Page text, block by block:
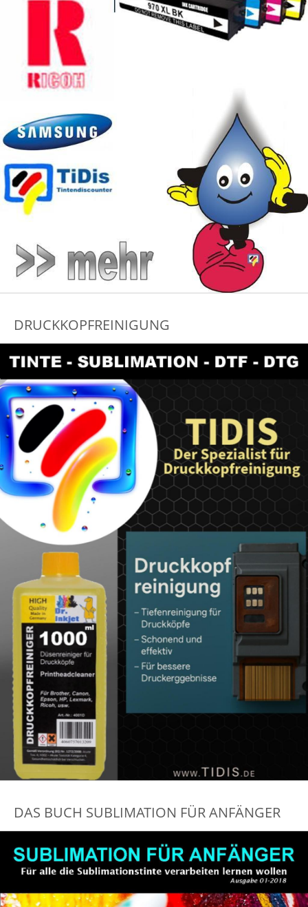
DRUCKKOPFREINIGUNG
DAS BUCH SUBLIMATION FÜR ANFÄNGER